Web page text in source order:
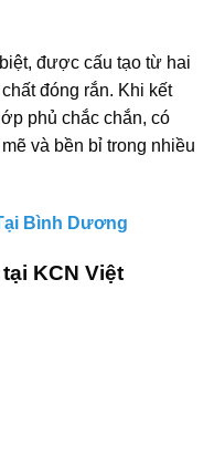
được cấu tạo từ hai
đóng rắn. Khi kết
phủ chắc chắn, có
và bền bỉ trong nhiều
Bình Dương
KCN Việt